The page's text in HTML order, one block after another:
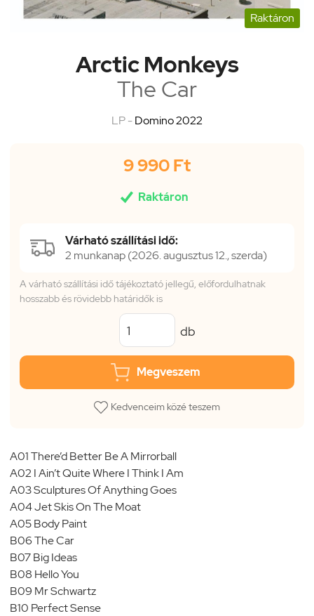
Raktáron
Arctic Monkeys
The Car
LP -Domino 2022
9 990 Ft
 Raktáron
Várható szállítási idő:
2 munkanap (2026. augusztus 12., szerda)
A várható szállítási idő tájékoztató jellegű, előfordulhatnak
hosszabb és rövidebb határidők is
db
Megveszem
Kedvenceim közé teszem
A01 There’d Better Be A Mirrorball
A02 I Ain’t Quite Where I Think I Am
A03 Sculptures Of Anything Goes
A04 Jet Skis On The Moat
A05 Body Paint
B06 The Car
B07 Big Ideas
B08 Hello You
B09 Mr Schwartz
B10 Perfect Sense